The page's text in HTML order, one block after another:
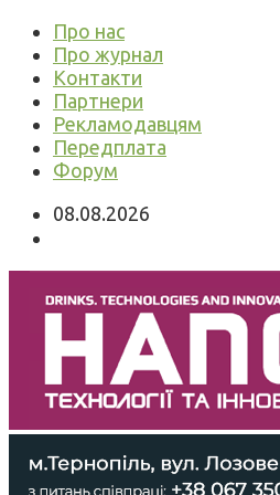
Про нас
Про журнал
Контакти
Партнери
Рекламодавцям
Передплата
Форум
08.08.2026